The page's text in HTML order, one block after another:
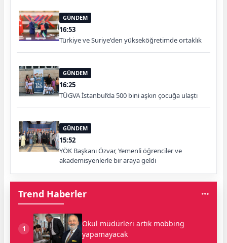
GÜNDEM
16:53
Türkiye ve Suriye'den yükseköğretimde ortaklık
GÜNDEM
16:25
TÜGVA İstanbul’da 500 bini aşkın çocuğa ulaştı
GÜNDEM
15:52
YÖK Başkanı Özvar, Yemenli öğrenciler ve
akademisyenlerle bir araya geldi
Trend Haberler
1
Okul müdürleri artık mobbing
yapamayacak